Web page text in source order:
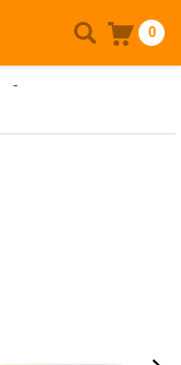
0
-